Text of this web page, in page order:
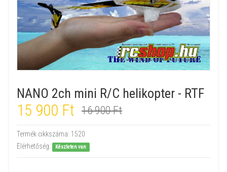
NANO 2ch mini R/C helikopter - RTF
15 900 Ft 16 900 Ft
Termék cikkszáma: 1520
Elérhetőség:
Készleten van